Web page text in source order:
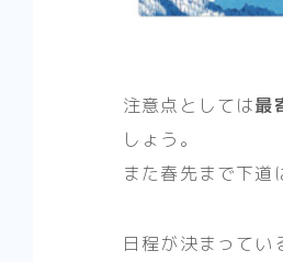
注意点としては最
しょう。
また春先まで下道
日程が決まってい